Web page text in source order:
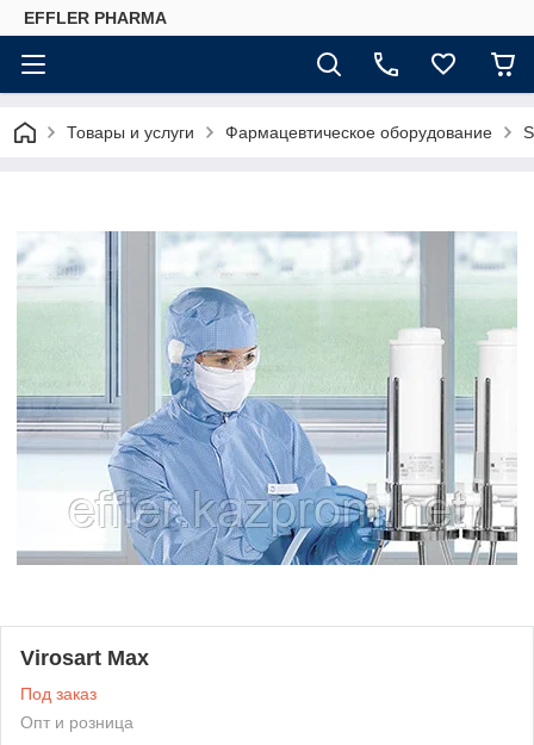
EFFLER PHARMA
Товары и услуги Фармацевтическое оборудование
Virosart Max
Под заказ
Опт и розница